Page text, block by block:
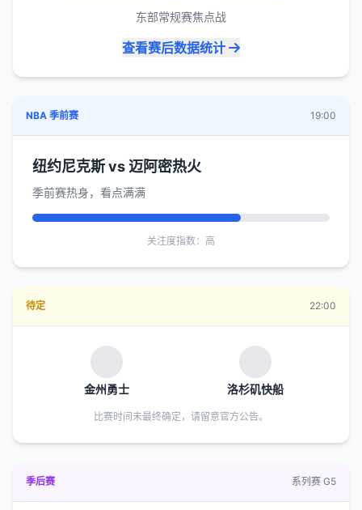
东部常规赛焦点战
查看赛后数据统计
NBA 季前赛 19:00
纽约尼克斯 vs 迈阿密热火
季前赛热身，看点满满
关注度指数：高
待定 22:00
金州勇士 洛杉矶快船
比赛时间未最终确定，请留意官方公告。
季后赛 系列赛 G5